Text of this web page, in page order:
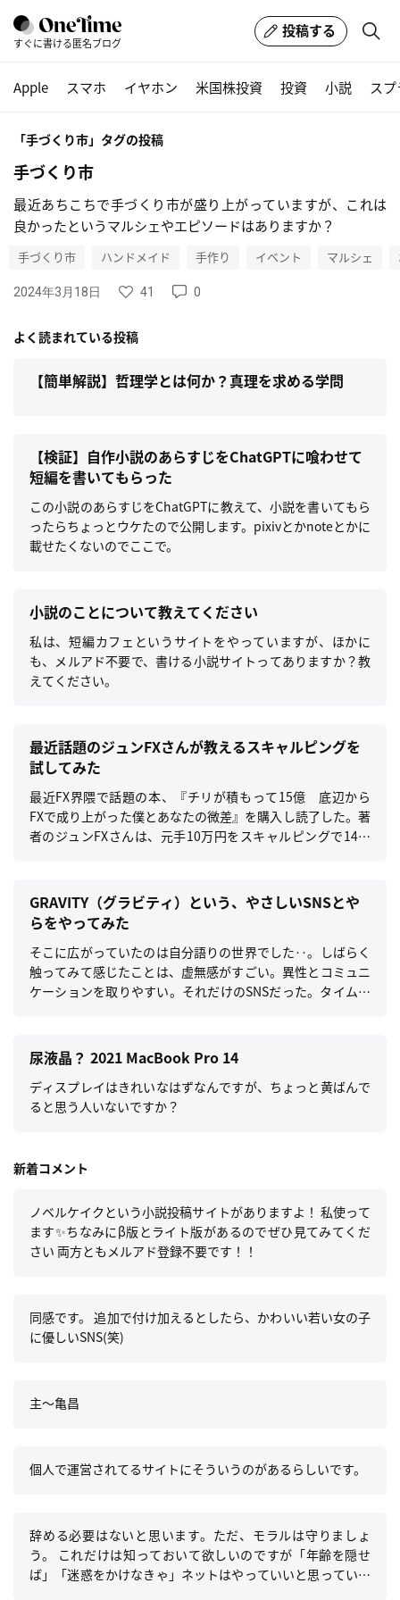
すぐに書ける匿名ブログ
投稿する
Apple スマホ イヤホン 米国株投資 投資 小説 ス
「手づくり市」タグの投稿
手づくり市
最近あちこちで手づくり市が盛り上がっていますが、これは
良かったというマルシェやエピソードはありますか？
手づくり市 ハンドメイド 手作り イベント マルシェ
2024年3月18日 41 0
よく読まれている投稿
【簡単解説】哲理学とは何か？真理を求める学問
【検証】自作小説のあらすじをChatGPTに喰わせて
短編を書いてもらった
この小説のあらすじをChatGPTに教えて、小説を書いてもら
ったらちょっとウケたので公開します。pixivとかnoteとかに
載せたくないのでここで。
小説のことについて教えてください
私は、短編カフェというサイトをやっていますが、ほかに
も、メルアド不要で、書ける小説サイトってありますか？教
えてください。
最近話題のジュンFXさんが教えるスキャルピングを
試してみた
最近FX界隈で話題の本、『チリが積もって15億 底辺から
FXで成り上がった僕とあなたの微差』を購入し読了した。著
者のジュンFXさんは、元手10万円をスキャルピングで14億
GRAVITY（グラビティ）という、やさしいSNSとや
らをやってみた
そこに広がっていたのは自分語りの世界でした‥。しばらく
触ってみて感じたことは、虚無感がすごい。異性とコミュニ
ケーションを取りやすい。それだけのSNSだった。タイムラ
うな感じ。驚くほど何も感情が湧かない。
尿液晶？ 2021 MacBook Pro 14
ディスプレイはきれいなはずなんですが、ちょっと黄ばんで
ると思う人いないですか？
新着コメント
ノベルケイクという小説投稿サイトがありますよ！ 私使って
ます✨️ちなみにβ版とライト版があるのでぜひ見てみてくだ
さい 両方ともメルアド登録不要です！！
同感です。 追加で付け加えるとしたら、かわいい若い女の子
に優しいSNS(笑)
主〜亀昌
個人で運営されてるサイトにそういうのがあるらしいです。
辞める必要はないと思います。ただ、モラルは守りましょ
う。 これだけは知っておいて欲しいのですが「年齢を隠せ
ば」「迷惑をかけなきゃ」ネットはやっていいと思っている